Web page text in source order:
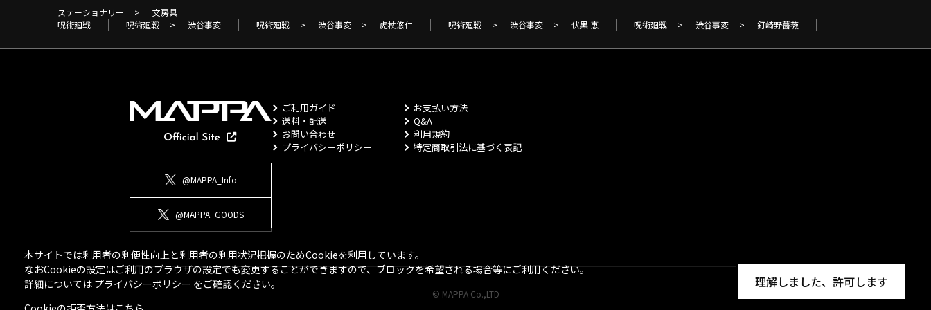
ステーショナリー >
文房具
呪術廻戦
呪術廻戦 > 渋谷事変 呪術廻戦 > 渋谷事変 > 虎杖悠仁 呪術廻戦 > 渋谷事変 > 伏黒 恵 呪術廻戦 > 渋谷事変 > 釘崎野薔薇
@MAPPA_Info
@MAPPA_GOODS
ご利用ガイド
お支払い方法
送料・配送
Q&A
お問い合わせ
利用規約
プライバシーポリシー
特定商取引法に基づく表記
© MAPPA Co.,LTD
本サイトでは利用者の利便性向上と利用者の利用状況把握のためCookieを利用しています。
なおCookieの設定はご利用のブラウザの設定でも変更することができますので、ブロックを希望される場合等にご利用ください。
詳細については プライバシーポリシー をご確認ください。
理解しました、許可します